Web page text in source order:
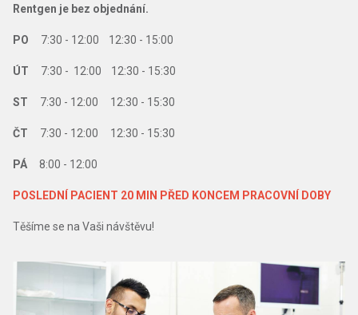
Rentgen je bez objednání.
PO 7:30 - 12:00 12:30 - 15:00
ÚT 7:30 - 12:00 12:30 - 15:30
ST 7:30 - 12:00 12:30 - 15:30
ČT 7:30 - 12:00 12:30 - 15:30
PÁ 8:00 - 12:00
POSLEDNÍ PACIENT 20 MIN PŘED KONCEM PRACOVNÍ DOBY
Těšíme se na Vaši návštěvu!